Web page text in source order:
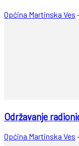
Općina Martinska Ves
Održavanje
Općina Martinska Ves